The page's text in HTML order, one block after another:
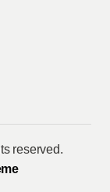
reserved.